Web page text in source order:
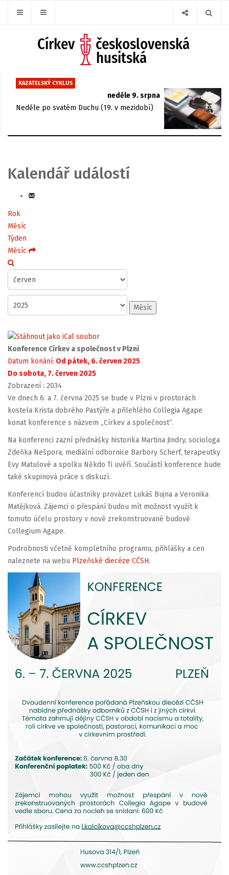
KAZATELSKÝ CYKLUS
neděle 9. srpna
Neděle po svatém Duchu (19. v mezidobí)
Kalendář událostí
Rok
Měsíc
Týden
Měsíc
Měsíc
Konference Církev a společnost v Plzni
Datum konání: Od pátek, 6. červen 2025
Do sobota, 7. červen 2025
Zobrazení : 2034
Ve dnech 6. a 7. června 2025 se bude v Plzni v prostorách
kostela Krista dobrého Pastýře a přilehlého Collegia Agape
konat konference s názvem „Církev a společnost“.
Na konferenci zazní přednášky historika Martina Jindry, sociologa
Zdeňka Nešpora, mediální odbornice Barbory Scherf, terapeutky
Evy Matulové a spolku Někdo Ti uvěří. Součástí konference bude
také skupinová práce s diskuzí.
Konferencí budou účastníky provázet Lukáš Bujna a Veronika
Matějková. Zájemci o přespání budou mít možnost využít k
tomuto účelu prostory v nově zrekonstruované budově
Collegium Agape.
Podrobnosti včetně kompletního programu, přihlášky a cen
naleznete na webu Plzeňské diecéze CČSH.